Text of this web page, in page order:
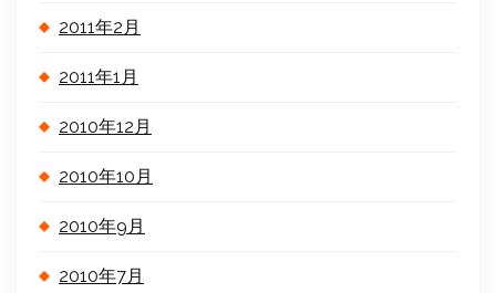
2011年2月
2011年1月
2010年12月
2010年10月
2010年9月
2010年7月